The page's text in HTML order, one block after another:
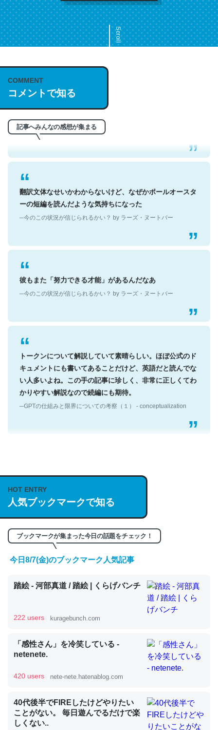
Scroll
COMMENT
コメントで知る
記事へみんなの感想が集まる
これは名文。彼はとてもクレバーなんだろうなと凄く思
う。英語少しでも読める人は原文もお勧め。自分はこの流
れ好き。Let’s Fucking Go. Then Covid hit. Shit.
─今のこの状況が信じられるかい？ by ラーズ・ヌートバー
翻訳文体なせいかわからないけど、なぜかポールオースタ
ーの短編を読んだような気持ちになった
彼もまた「努力できる才能」があるんだなあ
トークンについて解説していて素晴らしい。ほぼ公式のド
キュメントにも書いてあることだけど、英語だと読んでな
い人多いよね。この手の記事に珍しく、非常に正しくてわ
かりやすい解説なので続編にも期待。
説してる記事が少ないので貴重な良記事。/続編来た
https://isobe324649.hatenablog.com/entry/2023/03/27
/064121
─GPTの仕組みと限界についての考察（１） - conceptualization
くらい。小説でいう「ずっと前の伏線」は回収されないけ
ど、短期記憶というには多い分量。進化すればするほど分
コオロギのカルシウム分はエビの600分の1程度。
─ニュース :: 【研究発表】昆虫学の大問題＝「昆虫はなぜ海にいな
いのか」に関する新仮説
HOT ENTRY
人気ブックマークで知る
ブックマークが集まった今日の話題をチェック！
今日8/7(金)のブックマーク人気記事
踏絵 - 河部真道 / 踏絵 | くらげバンチ
222 users kuragebunch.com
「感性さん」を冷笑している -
netenete.
420 users nete-nete.hatenablog.com
40代後半でFIREしたけどやりたい
ことがない。 毎日遊んでるだけで楽
しくない..